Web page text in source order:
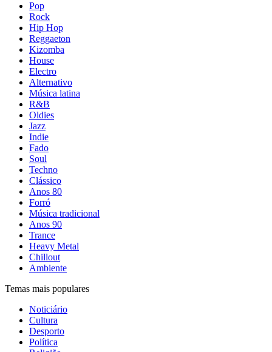
Pop
Rock
Hip Hop
Reggaeton
Kizomba
House
Electro
Alternativo
Música latina
R&B
Oldies
Jazz
Indie
Fado
Soul
Techno
Clássico
Anos 80
Forró
Música tradicional
Anos 90
Trance
Heavy Metal
Chillout
Ambiente
Temas mais populares
Noticiário
Cultura
Desporto
Política